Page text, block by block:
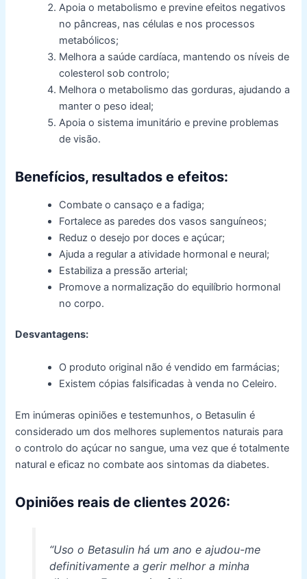
Apoia o metabolismo e previne efeitos negativos
no pâncreas, nas células e nos processos
metabólicos;
Melhora a saúde cardíaca, mantendo os níveis de
colesterol sob controlo;
Melhora o metabolismo das gorduras, ajudando a
manter o peso ideal;
Apoia o sistema imunitário e previne problemas
de visão.
Benefícios, resultados e efeitos:
Combate o cansaço e a fadiga;
Fortalece as paredes dos vasos sanguíneos;
Reduz o desejo por doces e açúcar;
Ajuda a regular a atividade hormonal e neural;
Estabiliza a pressão arterial;
Promove a normalização do equilíbrio hormonal
no corpo.
Desvantagens:
O produto original não é vendido em farmácias;
Existem cópias falsificadas à venda no Celeiro.
Em inúmeras opiniões e testemunhos, o Betasulin é
considerado um dos melhores suplementos naturais para
o controlo do açúcar no sangue, uma vez que é totalmente
natural e eficaz no combate aos sintomas da diabetes.
Opiniões reais de clientes 2026:
“Uso o Betasulin há um ano e ajudou-me
definitivamente a gerir melhor a minha